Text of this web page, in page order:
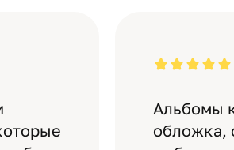
Альбомы
обложка,